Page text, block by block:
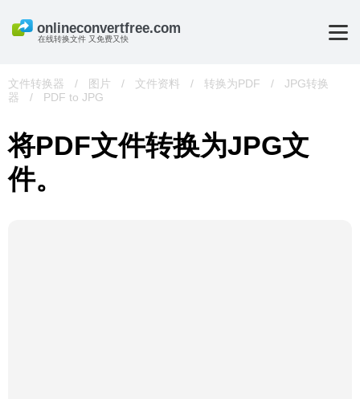
在线转换文件 又免费又快
文件转换器 / 图片 / 文件资料 / 转换为PDF /
JPG转换
器
/ PDF to JPG
将PDF文件转换为JPG文
件。